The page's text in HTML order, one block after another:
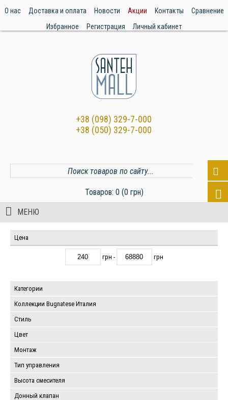
О нас Доставка и оплата Новости Акции Контакты
Сравнение
Избранное
Регистрация Личный кабинет
+38 (098) 329-7-000
+38 (050) 329-7-000
Товаров: 0 (0 грн)
МЕНЮ
Цена
грн - грн
Категории
Коллекции Bugnatese Италия
Стиль
Цвет
Монтаж
Тип управления
Высота смесителя
Донный клапан